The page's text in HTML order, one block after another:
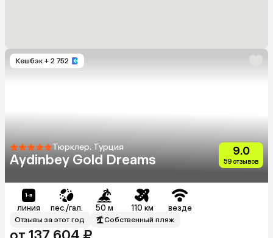
Кешбэк + 2 752
Тюрклер, Турция
Aydinbey Gold Dreams
9.0
59 отзывов
линия пес./гал. 50 м 110 км везде
Отзывы за этот год Собственный пляж